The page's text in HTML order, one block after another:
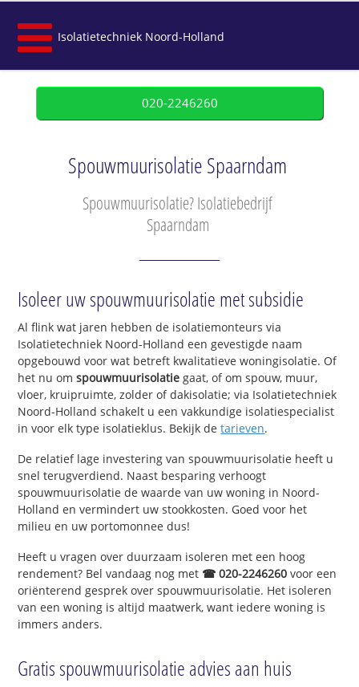
Isolatietechniek Noord-Holland
020-2246260
Spouwmuurisolatie Spaarndam
Spouwmuurisolatie? Isolatiebedrijf
Spaarndam
Isoleer uw spouwmuurisolatie met subsidie
Al flink wat jaren hebben de isolatiemonteurs via
Isolatietechniek Noord-Holland een gevestigde naam
opgebouwd voor wat betreft kwalitatieve woningisolatie. Of
het nu omspouwmuurisolatie gaat, of om spouw, muur,
vloer, kruipruimte, zolder of dakisolatie; via Isolatietechniek
Noord-Holland schakelt u een vakkundige isolatiespecialist
in voor elk type isolatieklus. Bekijk detarieven.
De relatief lage investering van spouwmuurisolatie heeft u
snel terugverdiend. Naast besparing verhoogt
spouwmuurisolatie de waarde van uw woning in Noord-
Holland en vermindert uw stookkosten. Goed voor het
milieu en uw portomonnee dus!
Heeft u vragen over duurzaam isoleren met een hoog
rendement? Bel vandaag nog met ☎ 020-2246260 voor een
oriënterend gesprek over spouwmuurisolatie. Het isoleren
van een woning is altijd maatwerk, want iedere woning is
immers anders.
Gratis spouwmuurisolatie advies aan huis